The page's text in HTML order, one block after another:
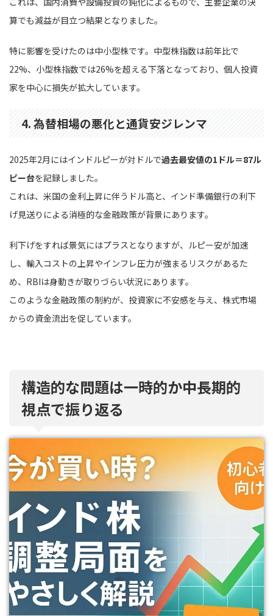
算でも減益が目立つ結果となりました。
特に影響を受けたのは中小型株です。中型株指数は前年比で
22%、小型株指数では26%を超える下落となっており、個人投資
家を中心に損失が拡大しています。
4. 為替相場の悪化と通貨安ジレンマ
2025年2月にはインドルピーが対ドルで過去最安値の1ドル＝87ル
ピー台を記録しました。
これは、米国の金利上昇に伴うドル高と、インド準備銀行の利下
げ見送りによる消極的な金融政策が背景にあります。
利下げをすれば景気にはプラスとなりますが、ルピー安が加速
し、輸入コストの上昇やインフレ圧力が強まるリスクがあるた
め、RBIは身動きが取りづらい状況にあります。
このような金融政策の制約が、投資家に不安感を与え、株式市場
からの資金流出を促しています。
構造的な問題は一時的か中長期的
視点で振り返る